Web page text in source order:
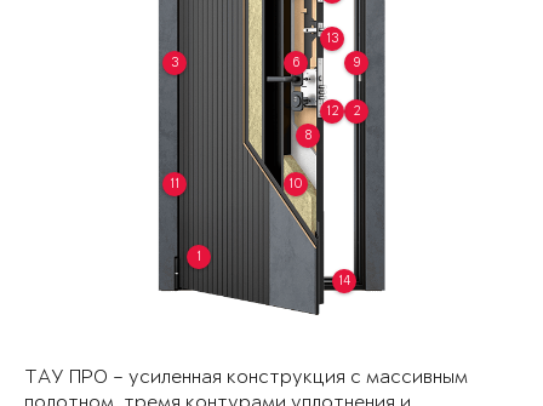
1
2
3 6
8
9
10
11
12
13
14
ТАУ ПРО – усиленная конструкция с массивным